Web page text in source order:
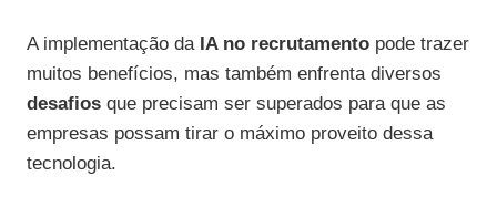
A implementação da IA no recrutamento pode trazer
muitos benefícios, mas também enfrenta diversos
desafios que precisam ser superados para que as
empresas possam tirar o máximo proveito dessa
tecnologia.